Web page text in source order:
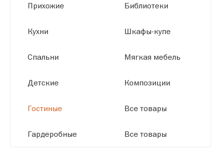
размерам.
Прихожие
Кухни
Спальни
Детские
Гостиные
Гардеробные
Библиотеки
Шкафы-купе
Мягкая мебель
Композиции
Все товары
Все товары